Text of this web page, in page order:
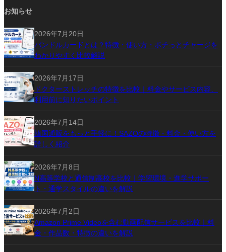
お知らせ
2026年7月20日
バンドルカードとは？特徴・使い方・ポチっとチャージを
わかりやすく比較解説
2026年7月17日
ドクターストレッチの特徴を比較｜料金やサービス内容、
利用前に知りたいポイント
2026年7月14日
韓国通販をもっと手軽に！SAZOの特徴・料金・使い方を
詳しく紹介
2026年7月8日
N高等学校と通信制高校を比較｜学習環境・進学サポー
ト・通学スタイルの違いを解説
2026年7月2日
Amazon Prime Videoを含む動画配信サービスを比較｜料
金・作品数・特徴の違いを解説